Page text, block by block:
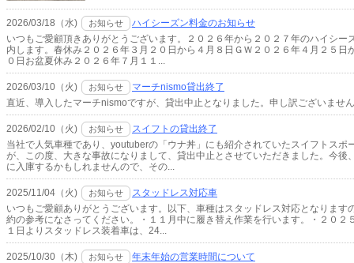
2026/03/18（水) お知らせ
ハイシーズン料金のお知らせ
いつもご愛顧頂きありがとうございます。２０２６年から２０２７年のハイシー
内します。春休み２０２６年３月２０日から４月８日ＧＷ２０２６年４月２５日
０日お盆夏休み２０２６年７月１１...
2026/03/10（火) お知らせ
マーチnismo貸出終了
直近、導入したマーチnismoですが、貸出中止となりました。申し訳ございませ
2026/02/10（火) お知らせ
スイフトの貸出終了
当社で人気車種であり、youtuberの「ウナ丼」にも紹介されていたスイフトスポ
が、この度、大きな事故になりまして、貸出中止とさせていただきました。今後
に入庫するかもしれませんので、その...
2025/11/04（火) お知らせ
スタッドレス対応車
いつもご愛顧ありがとうございます。以下、車種はスタッドレス対応となります
約の参考になさってください。・１１月中に履き替え作業を行います。・２０２
１日よりスタッドレス装着車は、24...
2025/10/30（木) お知らせ
年末年始の営業時間について